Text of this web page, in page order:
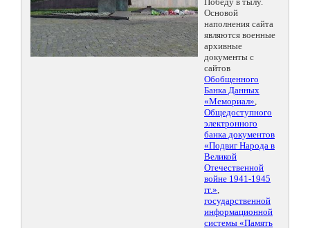
Основой
наполнения сайта
являются военные
архивные
документы с
сайтов
Обобщенного
Банка Данных
«Мемориал»,
Общедоступного
электронного
банка документов
«Подвиг Народа в
Великой
Отечественной
войне 1941-1945
гг.»,
государственной
информационной
системы «Память